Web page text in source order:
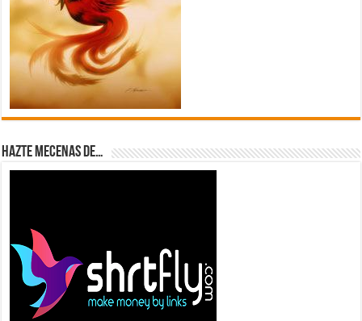
Hazte Mecenas de…